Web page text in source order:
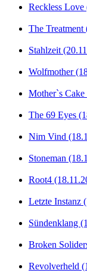
Reckless
The
Stahlzeit
Wolfmother
Mother`s
The 69 Eyes
Nim Vind
Stoneman
Root4
Letzte Instanz
Sündenklang
Broken
Revolverheld